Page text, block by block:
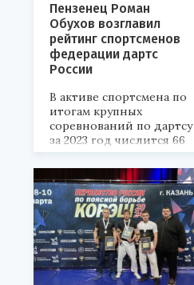
Пензенец Роман
Обухов возглавил
рейтинг спортсменов
федерации дартс
России
В активе спортсмена по
итогам крупных
соревнований по дартсу
за 2023 год числится 66
очков.